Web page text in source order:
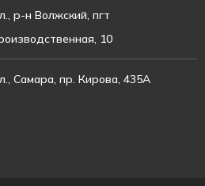
р-н Волжский, пгт
10
Самара, пр. Кирова, 435А